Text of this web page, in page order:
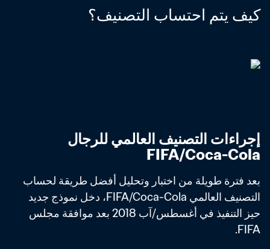
كيف يتم احتساب التصنيف؟
FIFA/Coca-Cola
FIFA.